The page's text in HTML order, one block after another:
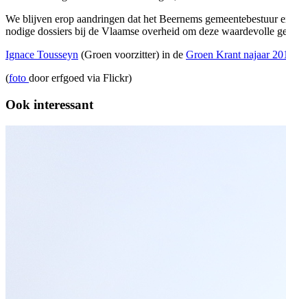
We blijven erop aandringen dat het Beernems
nodige dossiers bij de Vlaamse overheid om deze waardevolle
Ignace Tousseyn (Groen voorzitter) in de Groen Krant najaar
(foto door erfgoed via Flickr)
Ook interessant